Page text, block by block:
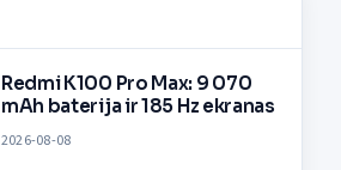
Redmi K100 Pro Max: 9 070
mAh baterija ir 185 Hz ekranas
2026-08-08